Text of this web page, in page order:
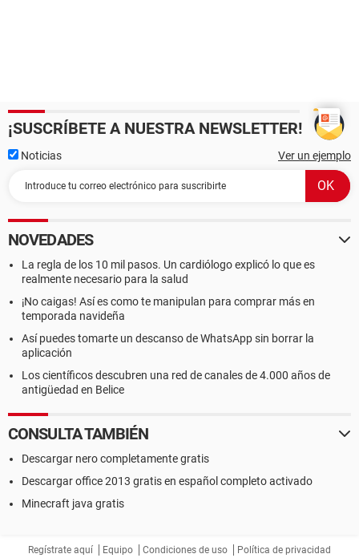
¡SUSCRÍBETE A NUESTRA NEWSLETTER!
Noticias Ver un ejemplo
NOVEDADES
La regla de los 10 mil pasos. Un cardiólogo explicó lo que es
realmente necesario para la salud
¡No caigas! Así es como te manipulan para comprar más en
temporada navideña
Así puedes tomarte un descanso de WhatsApp sin borrar la
aplicación
Los científicos descubren una red de canales de 4.000 años de
antigüedad en Belice
CONSULTA TAMBIÉN
Descargar nero completamente gratis
Descargar office 2013 gratis en español completo activado
Minecraft java gratis
Regístrate aquí Equipo Condiciones de uso Política de privacidad